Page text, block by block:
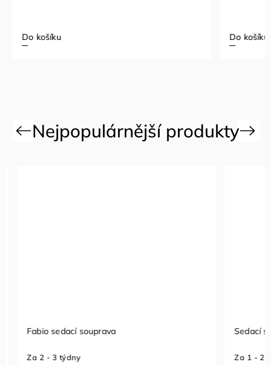
Do košíku Do košíku
Previous
Fabio sedací souprava
Za 2 - 3 týdny
Sedací
Za 1 - 2
Next